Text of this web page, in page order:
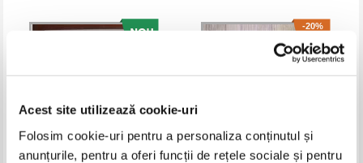
Acest site utilizează cookie-uri
Folosim cookie-uri pentru a personaliza conținutul și
anunțurile, pentru a oferi funcții de rețele sociale și pentru
-20%